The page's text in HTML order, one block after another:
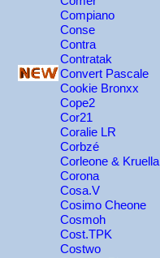
Compiano
Conse
Contra
Contratak
Convert Pascale
Cookie Bronxx
Cope2
Cor21
Coralie LR
Corbzé
Corleone & Kruella
Corona
Cosa.V
Cosimo Cheone
Cosmoh
Cost.TPK
Costwo